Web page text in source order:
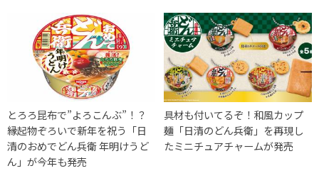
とろろ昆布で”よろこんぶ”！？
縁起物ぞろいで新年を祝う「日
清のおめでどん兵衛 年明けうど
ん」が今年も発売
具材も付いてるぞ！和風カップ
麺「日清のどん兵衛」を再現し
たミニチュアチャームが発売